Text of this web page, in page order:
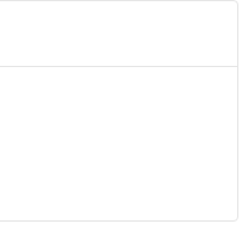
とはできますか？